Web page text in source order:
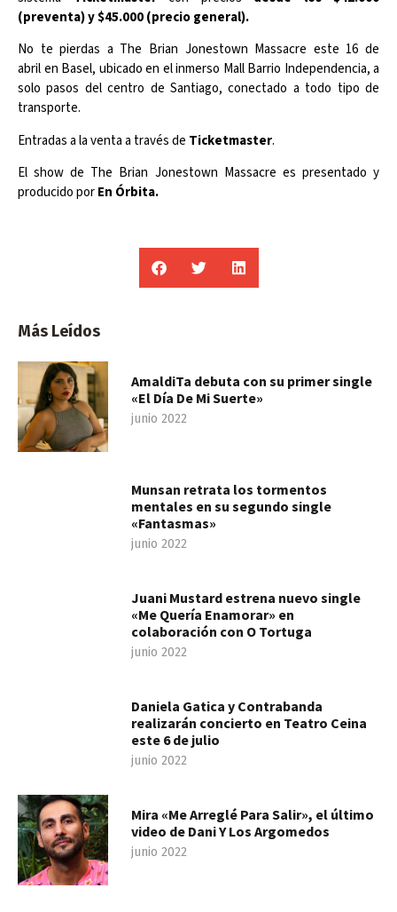
(preventa) y $45.000 (precio general).
No te pierdas a The Brian Jonestown Massacre este 16 de
abril en Basel, ubicado en el inmerso Mall Barrio Independencia, a
solo pasos del centro de Santiago, conectado a todo tipo de
transporte.
Entradas a la venta a través de Ticketmaster.
El show de The Brian Jonestown Massacre es presentado y
producido porEn Órbita.
Más Leídos
AmaldiTa debuta con su primer single
«El Día De Mi Suerte»
junio 2022
Munsan retrata los tormentos
mentales en su segundo single
«Fantasmas»
junio 2022
Juani Mustard estrena nuevo single
«Me Quería Enamorar» en
colaboración con O Tortuga
junio 2022
Daniela Gatica y Contrabanda
realizarán concierto en Teatro Ceina
este 6 de julio
junio 2022
Mira «Me Arreglé Para Salir», el último
video de Dani Y Los Argomedos
junio 2022